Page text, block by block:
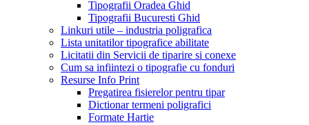
Tipografii Oradea Ghid
Tipografii Bucuresti Ghid
Linkuri utile – industria poligrafica
Lista unitatilor tipografice abilitate
Licitatii din Servicii de tiparire si conexe
Cum sa infiintezi o tipografie cu fonduri
Resurse Info Print
Pregatirea fisierelor pentru tipar
Dictionar termeni poligrafici
Formate Hartie